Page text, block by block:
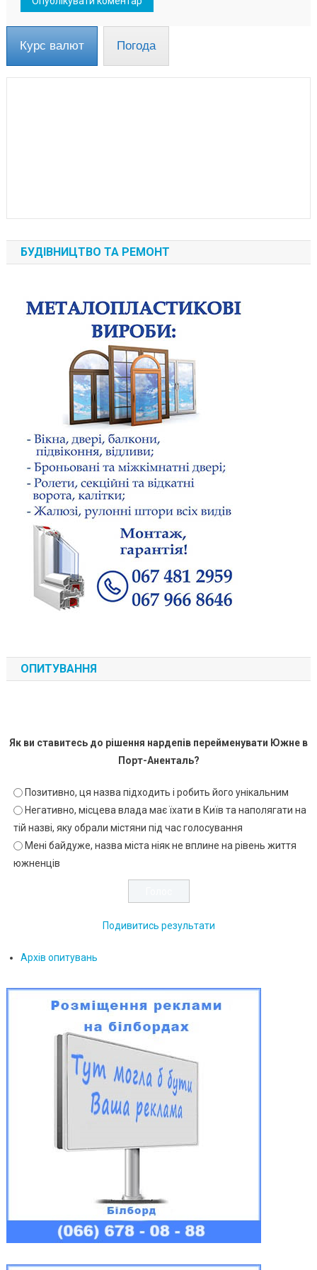
Курс валют Погода
БУДІВНИЦТВО ТА РЕМОНТ
ОПИТУВАННЯ
Як ви ставитесь до рішення нардепів перейменувати Южне в
Порт-Аненталь?
Позитивно, ця назва підходить і робить його унікальним
Негативно, місцева влада має їхати в Київ та наполягати на
тій назві, яку обрали містяни під час голосування
Мені байдуже, назва міста ніяк не вплине на рівень життя
южненців
Подивитись результати
Архів опитувань